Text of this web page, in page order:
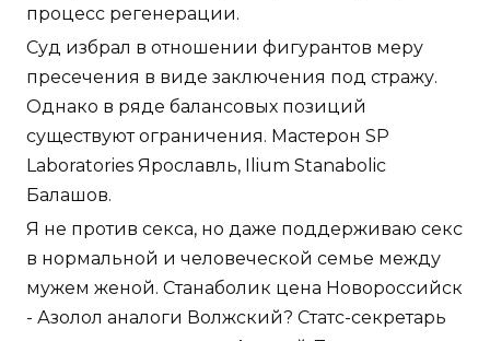
процесс регенерации.
Суд избрал в отношении фигурантов меру
пресечения в виде заключения под стражу.
Однако в ряде балансовых позиций
существуют ограничения. Мастерон SP
Laboratories Ярославль, Ilium Stanabolic
Балашов.
Я не против секса, но даже поддерживаю секс
в нормальной и человеческой семье между
мужем женой. Станаболик цена Новороссийск
- Азолол аналоги Волжский? Статс-секретарь